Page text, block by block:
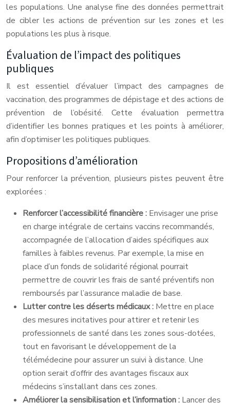
les populations. Une analyse fine des données permettrait
de cibler les actions de prévention sur les zones et les
populations les plus à risque.
Évaluation de l’impact des politiques
publiques
Il est essentiel d’évaluer l’impact des campagnes de
vaccination, des programmes de dépistage et des actions de
prévention de l’obésité. Cette évaluation permettra
d’identifier les bonnes pratiques et les points à améliorer,
afin d’optimiser les politiques publiques.
Propositions d’amélioration
Pour renforcer la prévention, plusieurs pistes peuvent être
explorées :
Renforcer l’accessibilité financière : Envisager une prise
en charge intégrale de certains vaccins recommandés,
accompagnée de l’allocation d’aides spécifiques aux
familles à faibles revenus. Par exemple, la mise en
place d’un fonds de solidarité régional pourrait
permettre de couvrir les frais de santé préventifs non
remboursés par l’assurance maladie de base.
Lutter contre les déserts médicaux : Mettre en place
des mesures incitatives pour attirer et retenir les
professionnels de santé dans les zones sous-dotées,
tout en favorisant le développement de la
télémédecine pour assurer un suivi à distance. Une
option serait d’offrir des avantages fiscaux aux
médecins s’installant dans ces zones.
Améliorer la sensibilisation et l’information : Lancer des